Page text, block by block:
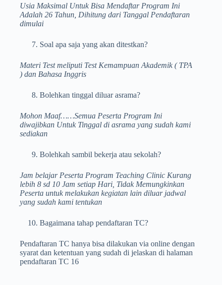
Usia Maksimal Untuk Bisa Mendaftar Program Ini
Adalah 26 Tahun, Dihitung dari Tanggal Pendaftaran
dimulai
Soal apa saja yang akan ditestkan?
Materi Test meliputi Test Kemampuan Akademik ( TPA
) dan Bahasa Inggris
Bolehkan tinggal diluar asrama?
Mohon Maaf……Semua Peserta Program Ini
diwajibkan Untuk Tinggal di asrama yang sudah kami
sediakan
Bolehkah sambil bekerja atau sekolah?
Jam belajar Peserta Program Teaching Clinic Kurang
lebih 8 sd 10 Jam setiap Hari, Tidak Memungkinkan
Peserta untuk melakukan kegiatan lain diluar jadwal
yang sudah kami tentukan
Bagaimana tahap pendaftaran TC?
Pendaftaran TC hanya bisa dilakukan via online dengan
syarat dan ketentuan yang sudah di jelaskan di halaman
pendaftaran TC 16